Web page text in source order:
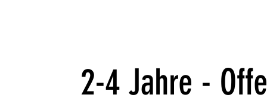
2-4 Jahre -